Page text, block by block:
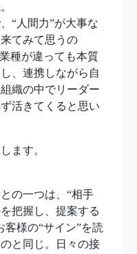
“人間力”が大事な
てみて思うの
種が違っても本質
、連携しながら自
織の中でリーダー
活きてくると思い
ます。
の一つは、“相手
把握し、提案する
客様の“サイン”を読
と同じ。日々の接